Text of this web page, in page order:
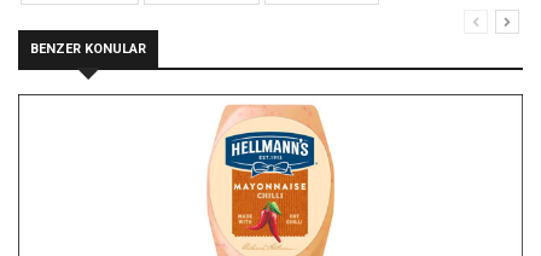
BENZER KONULAR